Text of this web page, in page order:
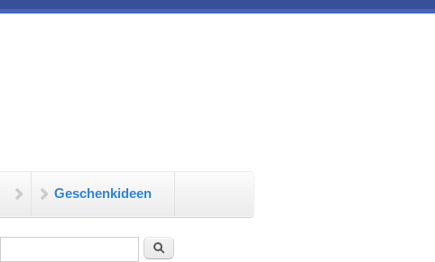
Geschenkideen
Suche